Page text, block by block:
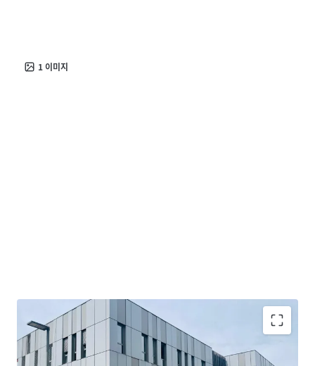
initial de 7,44% et un prix NIY de 515 520 €, les
1이미지